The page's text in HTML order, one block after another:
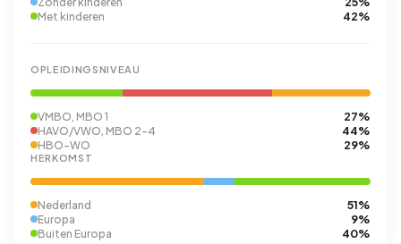
Met kinderen 42%
OPLEIDINGSNIVEAU
VMBO, MBO 1 27%
HAVO/VWO, MBO 2-4 44%
HBO-WO 29%
HERKOMST
Nederland 51%
Europa 9%
Buiten Europa 40%